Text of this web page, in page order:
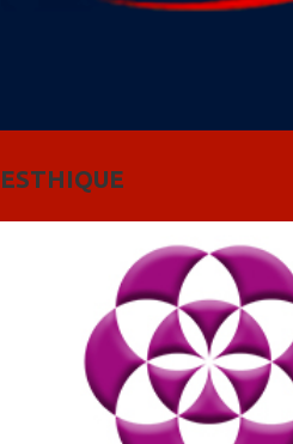
ESTHIQUE